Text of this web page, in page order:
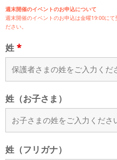
週末開催のイベントのお申込について
週末開催のイベントのお申込は金曜19:00にて
ださい。
姓 *
姓（お子さま）
姓（フリガナ）